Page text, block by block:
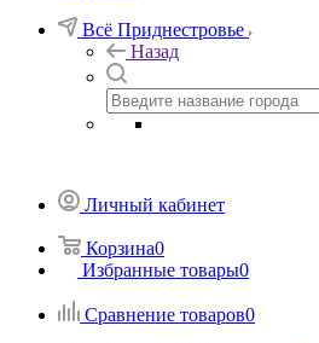
Всё Приднестровье
Назад
Личный кабинет
Корзина0
Избранные товары0
Сравнение товаров0